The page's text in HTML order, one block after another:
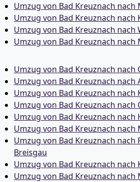
Umzug von Bad Kreuznach nach
Umzug von Bad Kreuznach nach
Umzug von Bad Kreuznach nach
Umzug von Bad Kreuznach
Umzug von Bad Kreuznach nach
Umzug von Bad Kreuznach nach
Umzug von Bad Kreuznach nach
Umzug von Bad Kreuznach nach
Umzug von Bad Kreuznach nach
Umzug von Bad Kreuznach nach
Umzug von Bad Kreuznach nach
Breisgau
Umzug von Bad Kreuznach nach
Umzug von Bad Kreuznach nach